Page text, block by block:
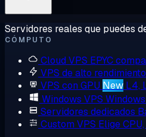
Servidores reales que puedes
CÓMPUTO
Cloud VPS EPYC
VPS de alto rendimiento
VPS con GPU New L4,
Windows VPS
Servidores dedicados
Custom VPS Elige